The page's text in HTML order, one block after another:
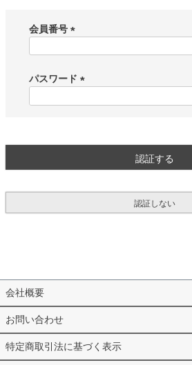
会員番号
須
)
パスワード
認証する
認証しない
会社概要
お問い合わせ
特定商取引法に基づく表示